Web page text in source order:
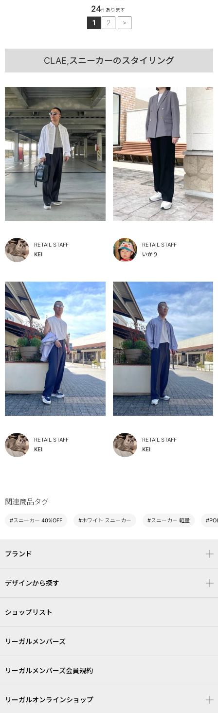
24件あります
1 2 >
CLAE,スニーカーのスタイリング
RETAIL STAFF
KEI
RETAIL STAFF
いかり
RETAIL STAFF
KEI
RETAIL STAFF
KEI
関連商品タグ
#スニーカー 40%OFF #ホワイト スニーカー #スニーカー 軽量
ブランド
デザインから探す
ショップリスト
リーガルメンバーズ
リーガルメンバーズ会員規約
リーガルオンラインショップ